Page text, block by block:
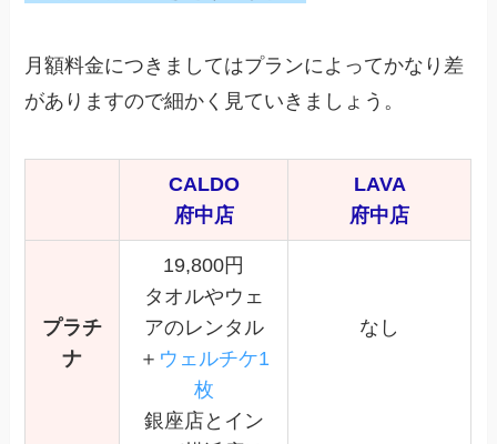
月額料金につきましてはプランによってかなり差
がありますので細かく見ていきましょう。
CALDO
府中店
LAVA
府中店
プラチ
ナ
19,800円
タオルやウェ
アのレンタル
＋ ウェルチケ1
枚
銀座店とイン
なし